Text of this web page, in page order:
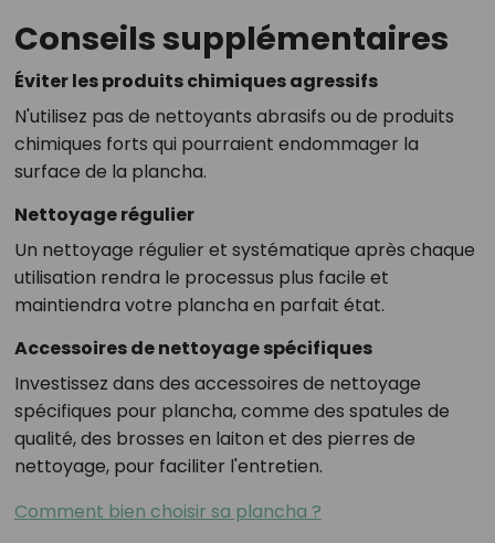
Conseils supplémentaires
Éviter les produits chimiques agressifs
N'utilisez pas de nettoyants abrasifs ou de produits
chimiques forts qui pourraient endommager la
surface de la plancha.
Nettoyage régulier
Un nettoyage régulier et systématique après chaque
utilisation rendra le processus plus facile et
maintiendra votre plancha en parfait état.
Accessoires de nettoyage spécifiques
Investissez dans des accessoires de nettoyage
spécifiques pour plancha, comme des spatules de
qualité, des brosses en laiton et des pierres de
nettoyage, pour faciliter l'entretien.
Comment bien choisir sa plancha ?